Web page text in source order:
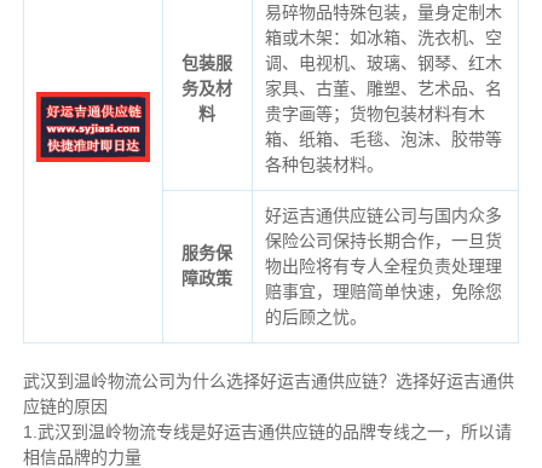
包装服
务及材
料
易碎物品特殊包装，量身定制木
箱或木架：如冰箱、洗衣机、空
调、电视机、玻璃、钢琴、红木
家具、古董、雕塑、艺术品、名
贵字画等；货物包装材料有木
箱、纸箱、毛毯、泡沫、胶带等
各种包装材料。
服务保
障政策
好运吉通供应链公司与国内众多
保险公司保持长期合作，一旦货
物出险将有专人全程负责处理理
赔事宜，理赔简单快速，免除您
的后顾之忧。
武汉到温岭物流公司为什么选择好运吉通供应链？选择好运吉通供
应链的原因
1.武汉到温岭物流专线是好运吉通供应链的品牌专线之一，所以请
相信品牌的力量